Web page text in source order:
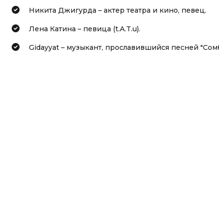
Никита Джигурда – актер театра и кино, певец.
Лена Катина – певица (t.A.T.u).
Gidayyat – музыкант, прославившийся песней